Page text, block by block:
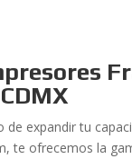
de expandir tu
te ofrecemos la